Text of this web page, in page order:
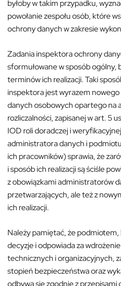
byłoby w takim przypadku,
powołanie zespołu osób, które
ochrony danych w zakresie
Zadania inspektora ochrony
sformułowane w sposób ogólny,
terminów ich realizacji. Taki
inspektora jest wyrazem
danych osobowych opartego na
rozliczalności, zapisanej w art. 5
IOD roli doradczej i
administratora danych i
ich pracowników) sprawia, że
i sposób ich realizacji są ściśle
z obowiązkami administratorów
przetwarzających, ale też z
ich realizacji.
Należy pamiętać, że
decyzje i odpowiada za
technicznych i organizacyjnych,
stopień bezpieczeństwa oraz
odbywa się zgodnie z